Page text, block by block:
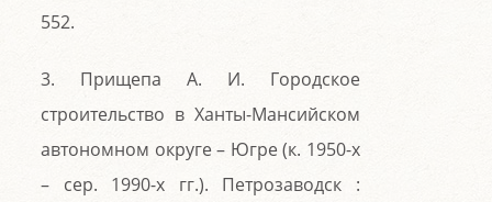
552.
3. Прищепа А. И. Городское
строительство в Ханты-Мансийском
автономном округе – Югре (к. 1950-х
– сер. 1990-х гг.). Петрозаводск :